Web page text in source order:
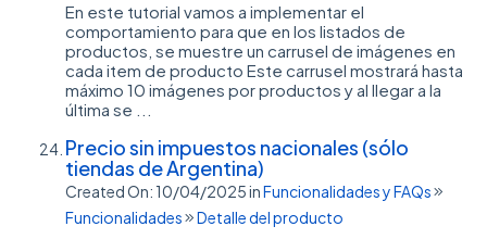
En este tutorial vamos a implementar el
comportamiento para que en los listados de
productos, se muestre un carrusel de imágenes en
cada item de producto Este carrusel mostrará hasta
máximo 10 imágenes por productos y al llegar a la
última se ...
Precio sin impuestos nacionales (sólo
tiendas de Argentina)
Created On: 10/04/2025inFuncionalidades y FAQs
Funcionalidades
Detalle del producto